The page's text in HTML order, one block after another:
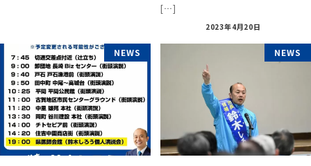
[…]
2023年4月20日
NEWS NEWS